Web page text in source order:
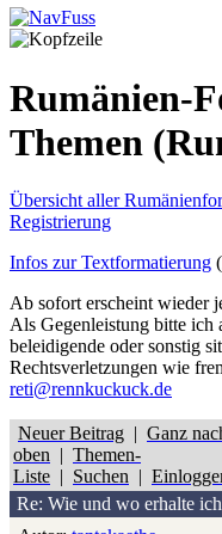
Rumänien-
Themen
Übersicht aller
Registrierung
Infos zur Textformatierung
Ab sofort erscheint wieder
Als Gegenleistung bitte ich
beleidigende oder sonstig
Rechtsverletzungen wie
reti@rennkuckuck.de
Neuer Beitrag | Ganz
oben | Themen-
Liste | Suchen |
Re: Wie und wo erhalte